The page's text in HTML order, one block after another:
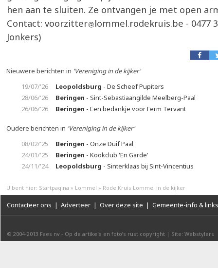
hen aan te sluiten. Ze ontvangen je met open
Contact: voorzitter
lommel.rodekruis.be - 0477
Jonkers)
Nieuwere berichten in 'Vereniging in de kijker'
19/07/'26
Leopoldsburg - De Scheef Pupiters
28/06/'26
Beringen - Sint-Sebastiaangilde Meelberg-Paal
26/06/'26
Beringen - Een bedankje voor Ferm Tervant
Oudere berichten in 'Vereniging in de kijker'
08/02/'25
Beringen - Onze Duif Paal
24/01/'25
Beringen - Kookclub 'En Garde'
24/11/'24
Leopoldsburg - Sinterklaas bij Sint-Vincentius
U bent hier: Startpagina » Lommel » Rode Kruis Lommel in de kijker
Contacteer ons | Adverteer | Over deze site | Gemeente-info & links
© 2004-2013 Faes nv - Op de artikels en foto’s rust copyright | Site: Webstylers